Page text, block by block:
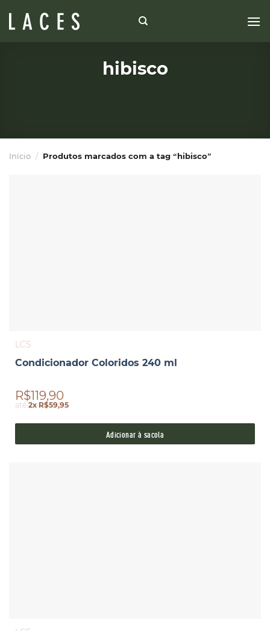
hibisco
Início / Produtos marcados com a tag “hibisco”
LCS
Condicionador Coloridos 240 ml
R$119,90
até2x R$59,95
Adicionar à sacola